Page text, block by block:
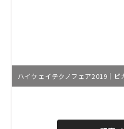
ハイウェイテクノフェア2019｜ピ